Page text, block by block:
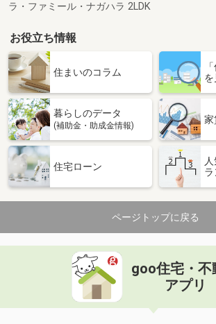
ラ・ファミール・ナガハラ 2LDK
お役立ち情報
住まいのコラム
を
暮らしのデータ
(補助金・助成金情報)
家
住宅ローン
ページトップに戻る
goo住宅・不
アプリ